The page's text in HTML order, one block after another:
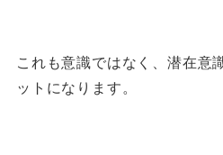
これも意識ではなく、潜在意
ットになります。